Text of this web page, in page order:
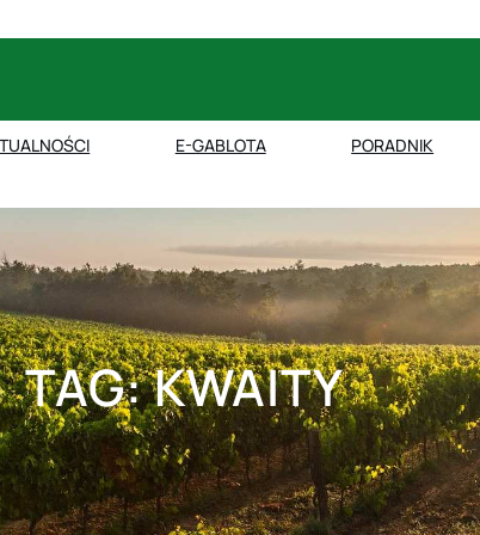
E-GABLOTA PORADNIK
TAG:KWAITY